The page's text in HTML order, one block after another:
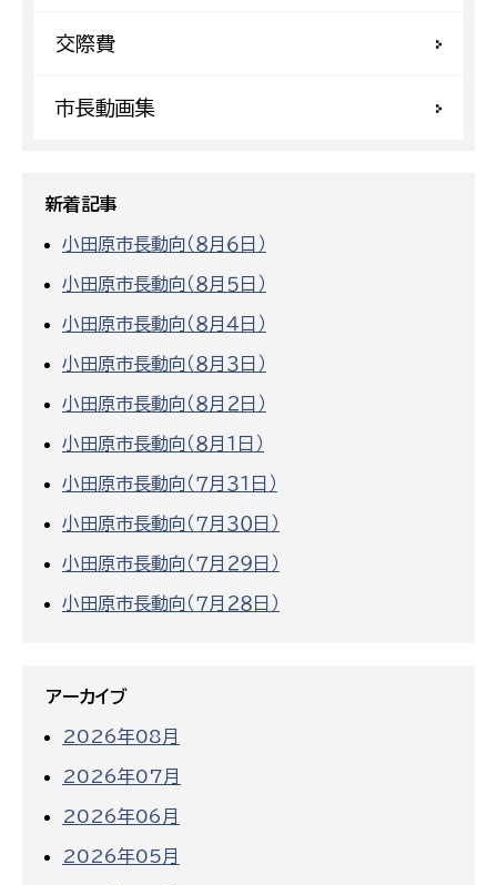
交際費
市長動画集
新着記事
小田原市長動向（８月６日）
小田原市長動向（８月５日）
小田原市長動向（８月４日）
小田原市長動向（８月３日）
小田原市長動向（８月２日）
小田原市長動向（８月１日）
小田原市長動向（７月３１日）
小田原市長動向（７月３０日）
小田原市長動向（７月２９日）
小田原市長動向（７月２８日）
アーカイブ
2026年08月
2026年07月
2026年06月
2026年05月